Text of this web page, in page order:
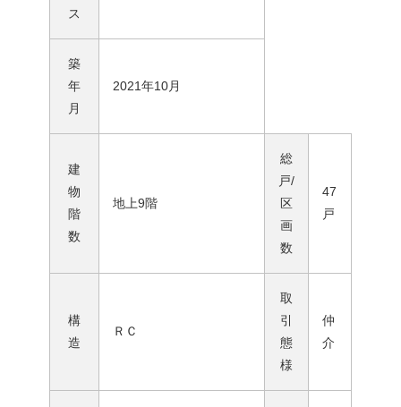
ス
築
年
月
2021年10月
建
物
階
数
地上9階
総
戸/
区
画
数
47
戸
構
造
ＲＣ
取
引
態
様
仲
介